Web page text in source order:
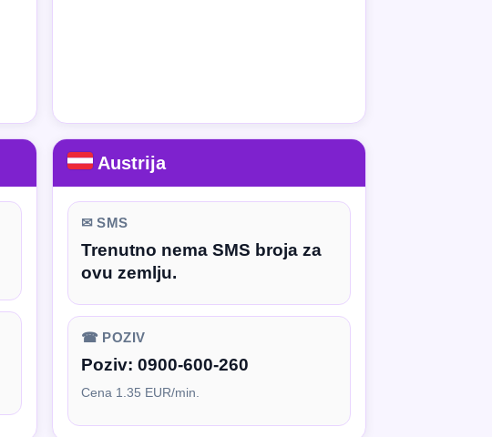
Austrija
✉ SMS
Trenutno nema SMS broja za
ovu zemlju.
☎ POZIV
Poziv: 0900-600-260
Cena 1.35 EUR/min.